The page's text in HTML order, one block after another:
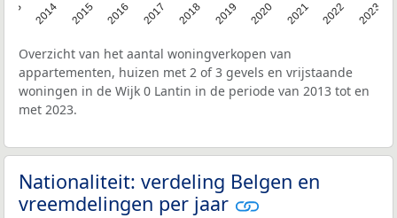
2014 2015 2016 2017 2018 2019 2020 2021 2022 2023
Overzicht van het aantal woningverkopen van
appartementen, huizen met 2 of 3 gevels en vrijstaande
woningen in de Wijk 0 Lantin in de periode van 2013 tot en
met 2023.
Nationaliteit: verdeling Belgen en
vreemdelingen per jaar